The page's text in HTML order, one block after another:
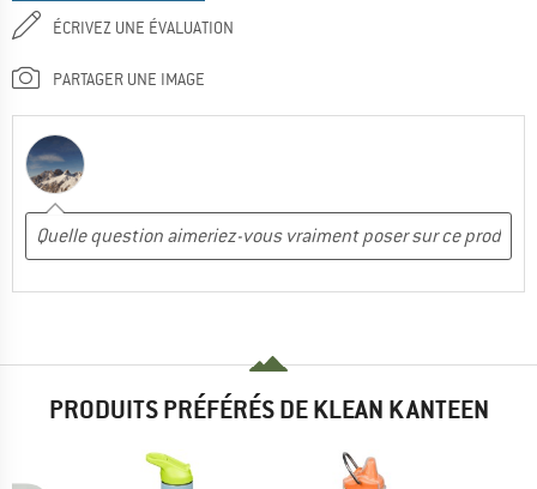
ÉCRIVEZ UNE ÉVALUATION
PARTAGER UNE IMAGE
PRODUITS PRÉFÉRÉS DE KLEAN KANTEEN